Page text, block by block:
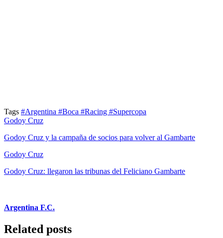
Tags #Argentina #Boca #Racing #Supercopa
Godoy Cruz
Godoy Cruz y la campaña de socios para volver al Gambarte
Godoy Cruz
Godoy Cruz: llegaron las tribunas del Feliciano Gambarte
Argentina F.C.
Related posts